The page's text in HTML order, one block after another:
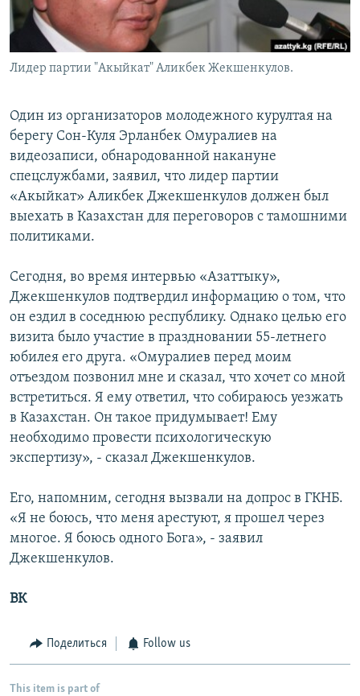
Лидер партии "Акыйкат" Аликбек Жекшенкулов.
Один из организаторов молодежного курултая на
берегу Сон-Куля Эрланбек Омуралиев на
видеозаписи, обнародованной накануне
спецслужбами, заявил, что лидер партии
«Акыйкат» Аликбек Джекшенкулов должен был
выехать в Казахстан для переговоров с тамошними
политиками.
Сегодня, во время интервью «Азаттыку»,
Джекшенкулов подтвердил информацию о том, что
он ездил в соседнюю республику. Однако целью его
визита было участие в праздновании 55-летнего
юбилея его друга. «Омуралиев перед моим
отъездом позвонил мне и сказал, что хочет со мной
встретиться. Я ему ответил, что собираюсь уезжать
в Казахстан. Он такое придумывает! Ему
необходимо провести психологическую
экспертизу», - сказал Джекшенкулов.
Его, напомним, сегодня вызвали на допрос в ГКНБ.
«Я не боюсь, что меня арестуют, я прошел через
многое. Я боюсь одного Бога», - заявил
Джекшенкулов.
ВК
Поделиться Follow us
This item is part of